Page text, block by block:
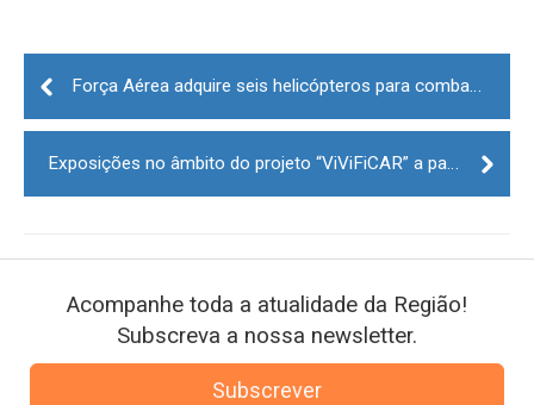
Post
navigation
Força Aérea adquire seis helicópteros para combate a incêndios rurais
Exposições no âmbito do projeto “ViViFiCAR” a partir de sábado na Mêda
Acompanhe toda a atualidade da Região!
Subscreva a nossa newsletter.
Subscrever